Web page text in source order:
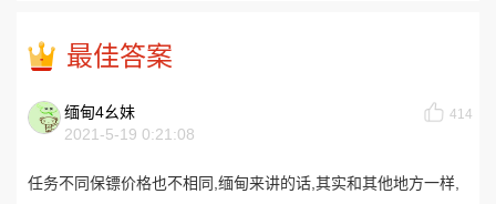
最佳答案
缅甸4幺妹
2021-5-19 0:21:08
414
任务不同保镖价格也不相同,缅甸来讲的话,其实和其他地方一样,